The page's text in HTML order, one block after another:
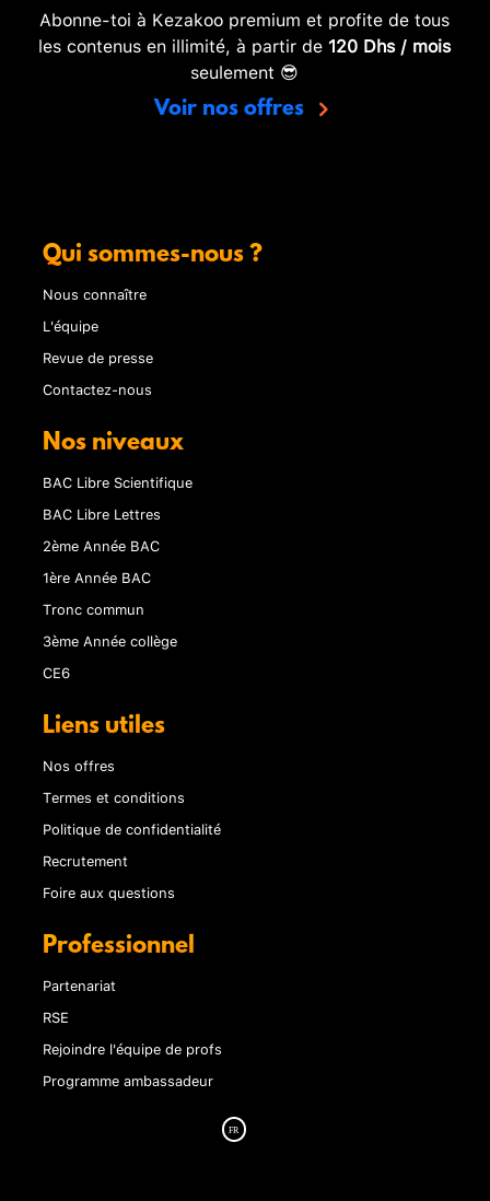
Abonne-toi à Kezakoo premium et profite de tous
les contenus en illimité, à partir de 120 Dhs / mois
seulement 😎
Voir nos offres
Qui sommes-nous ?
Nous connaître
L'équipe
Revue de presse
Contactez-nous
Nos niveaux
BAC Libre Scientifique
BAC Libre Lettres
2ème Année BAC
1ère Année BAC
Tronc commun
3ème Année collège
CE6
Liens utiles
Nos offres
Termes et conditions
Politique de confidentialité
Recrutement
Foire aux questions
Professionnel
Partenariat
RSE
Rejoindre l'équipe de profs
Programme ambassadeur